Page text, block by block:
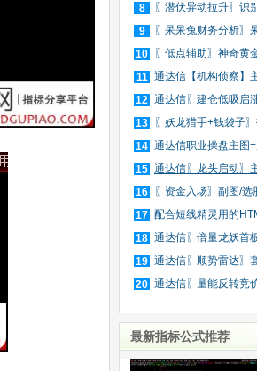
义
8
〖潜伏异动拉升〗识
力
9
〖呆呆兔财务分析〗
F10
10
〖低点辅助〗神奇黄
+趋
11 通达信【机构侦察】
选
12 通达信〖建仓低吸启
指
13
〖妖龙猎手+钱袋子
装
14 通达信职业操盘主图
庄
15 通达信〖龙头启动〗
股
16
〖资金入场〗副图/选
抓
17 配合短线精灵用的
件
18 通达信〖倍量龙妖首
图/
19 通达信〖顺势雷达〗
20 通达信〖量能反转竞
最新指标公式推荐